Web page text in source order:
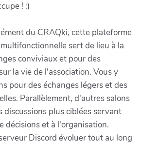
! :)
du CRAQki, cette plateforme
sert de lieu à la
conviviaux et pour des
la vie de l'association. Vous y
pour des échanges légers et des
Parallèlement, d'autres salons
discussions plus ciblées servant
décisions et à l'organisation.
Discord évoluer tout au long